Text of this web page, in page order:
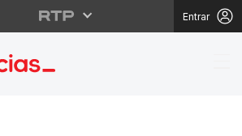
Entrar
Águas de